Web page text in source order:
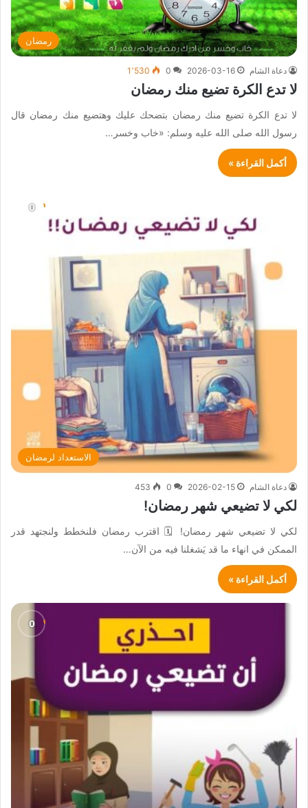
رمضان
دعاة الشام 2026-03-16
0 1٬530
لا تدع الكرة تضيع منك رمضان
لا تدع الكرة تضيع منك رمضان بتضحك عليك وهتضيع منك رمضان قال
رسول الله صلى الله عليه وسلم: «خاب وخسر…
أكمل القراءة »
الاستعداد لرمضان
دعاة الشام 2026-02-15
0
453
لكي لا تضيعي شهر رمضان!
لكي لا تضيعي شهر رمضان! 🗓 اقترب رمضان فلنخطط ولنجتهد قدر
الممكن في انهاء ما قد يَشغلنا فيه من الآن…
أكمل القراءة »